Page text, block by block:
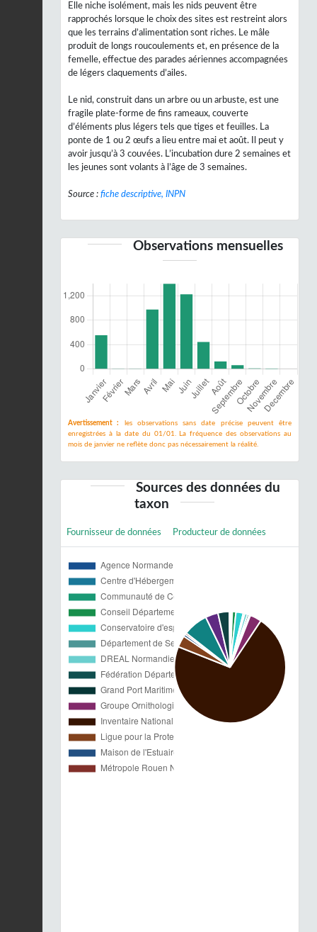
Elle niche isolément, mais les nids peuvent être
rapprochés lorsque le choix des sites est restreint alors
que les terrains d’alimentation sont riches. Le mâle
produit de longs roucoulements et, en présence de la
femelle, effectue des parades aériennes accompagnées
de légers claquements d’ailes.
Le nid, construit dans un arbre ou un arbuste, est une
fragile plate-forme de fins rameaux, couverte
d’éléments plus légers tels que tiges et feuilles. La
ponte de 1 ou 2 œufs a lieu entre mai et août. Il peut y
avoir jusqu’à 3 couvées. L’incubation dure 2 semaines et
les jeunes sont volants à l’âge de 3 semaines.
Source : fiche descriptive, INPN
Observations mensuelles
Avertissement :
les observations sans date précise peuvent être
enregistrées à la date du 01/01. La fréquence des observations au
mois de janvier ne reflète donc pas nécessairement la réalité.
Sources des données du
taxon
Fournisseur de données Producteur de données